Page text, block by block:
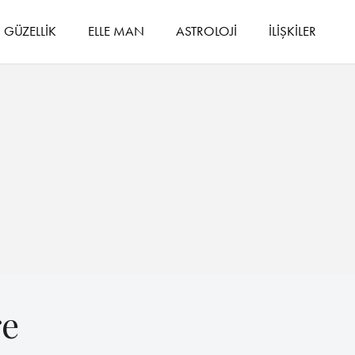
GÜZELLİK ELLE MAN ASTROLOJİ İLİŞKİLER